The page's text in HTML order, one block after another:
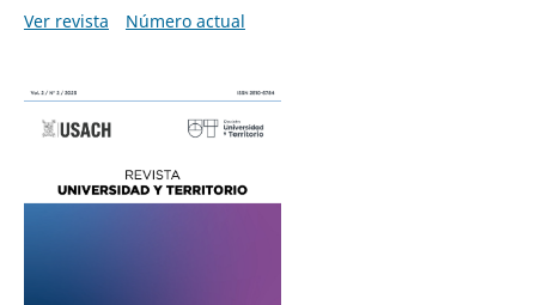
Ver revista
Número actual